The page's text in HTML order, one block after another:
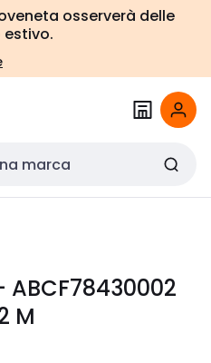
osserverà delle
estivo.
ABCF78430002
M